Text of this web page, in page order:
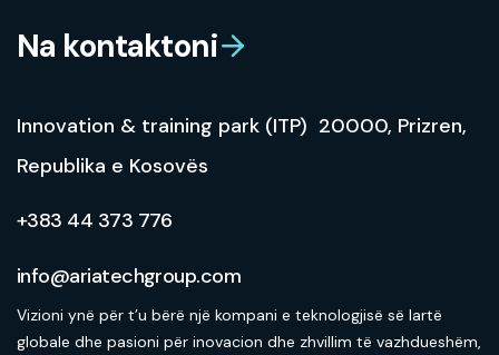
Na kontaktoni
Innovation & training park (ITP) 20000, Prizren,
Republika e Kosovës
+383 44 373 776
info@ariatechgroup.com
Vizioni ynë për t’u bërë një kompani e teknologjisë së lartë
globale dhe pasioni për inovacion dhe zhvillim të vazhdueshëm,